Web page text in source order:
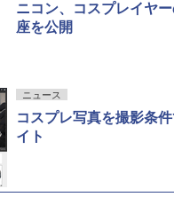
ニコン、コスプレイヤ
座を公開
ニュース
コスプレ写真を撮影条
イト